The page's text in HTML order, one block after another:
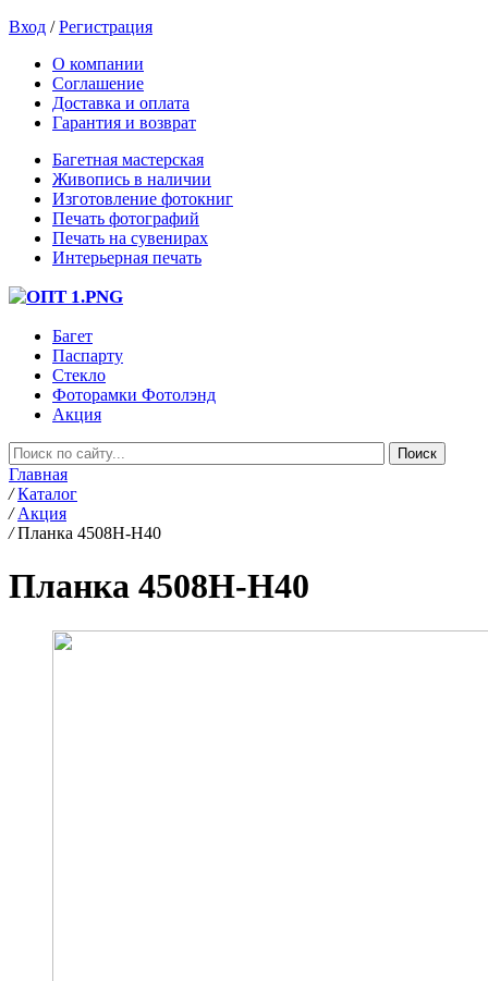
Вход /Регистрация
О компании
Соглашение
Доставка и оплата
Гарантия и возврат
Багетная мастерская
Живопись в наличии
Изготовление фотокниг
Печать фотографий
Печать на сувенирах
Интерьерная печать
Багет
Паспарту
Стекло
Фоторамки Фотолэнд
Акция
Главная
/ Каталог
/ Акция
/ Планка 4508H-H40
Планка 4508H-H40